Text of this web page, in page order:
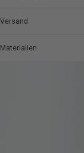
Versand
Materialien